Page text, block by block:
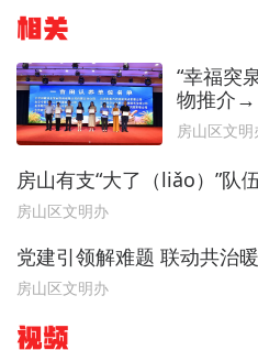
相关
“幸福突
物推介→
房山区文明
房山有支“大了（liǎo）”队
房山区文明办
党建引领解难题 联动共治
房山区文明办
视频